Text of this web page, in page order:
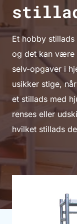
Et hobby
og det kan være
selv-opgaver i
usikker stige,
et stillads med
renses eller
hvilket stillads